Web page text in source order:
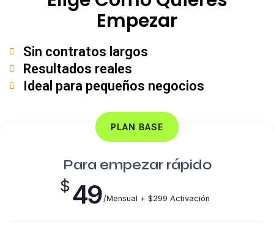
Empezar
Sin contratos largos
Resultados reales
Ideal para pequeños negocios
PLAN BASE
Para empezar rápido
$ 49/Mensual + $299 Activación